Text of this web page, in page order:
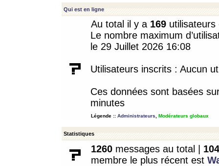
Qui est en ligne
Au total il y a 169
Le nombre maximum
le 29 Juillet 2026 16:08
Utilisateurs inscrits : Aucun
Ces données sont basées
minutes
Légende :: Administrateurs Modérateurs globaux
Statistiques
1260 messages au total | 104
membre le plus récent est